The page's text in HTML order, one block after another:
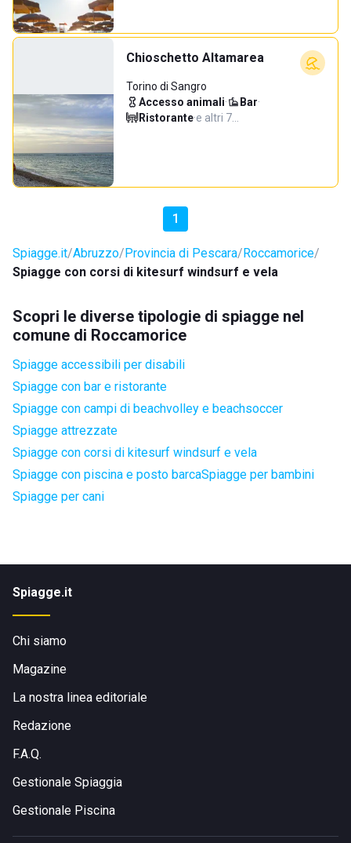
Chioschetto Altamarea
Torino di Sangro
Accesso animali· Bar·
Ristorante·e altri 7…
1
Spiagge.it Abruzzo Provincia di Pescara Roccamorice
Spiagge con corsi di kitesurf windsurf e vela
Scopri le diverse tipologie di spiagge nel
comune di Roccamorice
Spiagge accessibili per disabili
Spiagge con bar e ristorante
Spiagge con campi di beachvolley e beachsoccer
Spiagge attrezzate
Spiagge con corsi di kitesurf windsurf e vela
Spiagge con piscina e posto barcaSpiagge per bambini
Spiagge per cani
Spiagge.it
Chi siamo
Magazine
La nostra linea editoriale
Redazione
F.A.Q.
Gestionale Spiaggia
Gestionale Piscina